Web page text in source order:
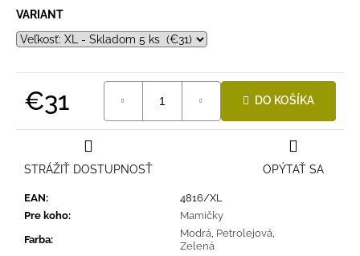
VARIANT
€31 DO KOŠÍKA
EAN:
4816/XL
Pre koho:
Mamičky
Farba:
Modrá Petrolejová
Zelená
OPÝTAŤ SA
STRÁŽIŤ DOSTUPNOSŤ
S
30
SVETLO